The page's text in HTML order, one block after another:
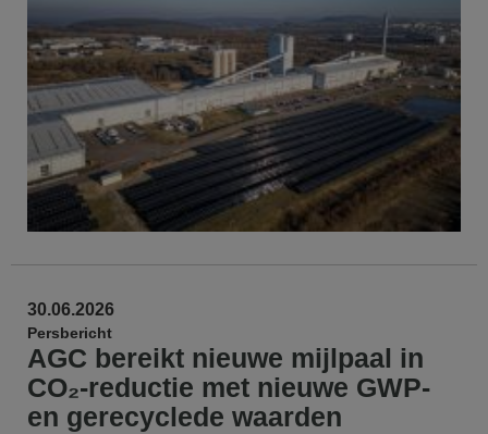
30.06.2026
Persbericht
AGC bereikt nieuwe mijlpaal in
CO₂-reductie met nieuwe GWP-
en gerecyclede waarden